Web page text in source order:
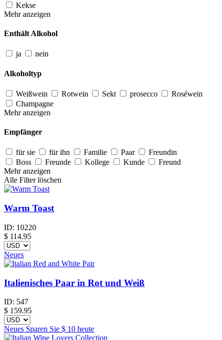
Kekse
Mehr anzeigen
Enthält Alkohol
ja nein
Alkoholtyp
Weißwein Rotwein Sekt prosecco
Roséwein
Champagne
Mehr anzeigen
Empfänger
für sie für ihn Familie Paar
Freundin
Boss
Freunde Kollege Kunde
Freund
Mehr anzeigen
Alle Filter löschen
Warm Toast
ID: 10220
$ 114.95
Neues
Italienisches Paar in Rot und Weiß
ID: 547
$ 159.95
Neues Sparen Sie $ 10 heute